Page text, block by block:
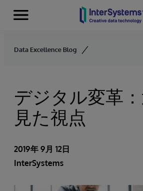
Skip to content
Menu
Data Excellence Blog
デジタル変革
見た視点
2019年 9月 12日
InterSystems